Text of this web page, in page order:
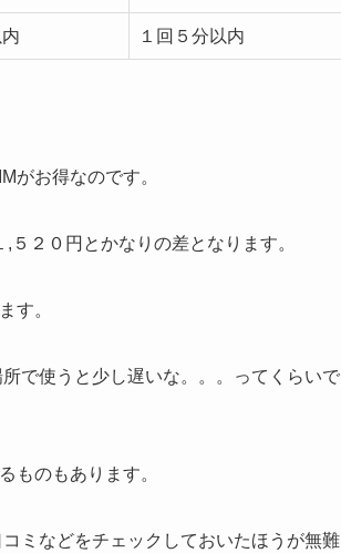
１回５分以内
がお得なのです。
２０円とかなりの差となります。
す。
で使うと少し遅いな。。。ってくらいで
ものもあります。
ミなどをチェックしておいたほうが無難